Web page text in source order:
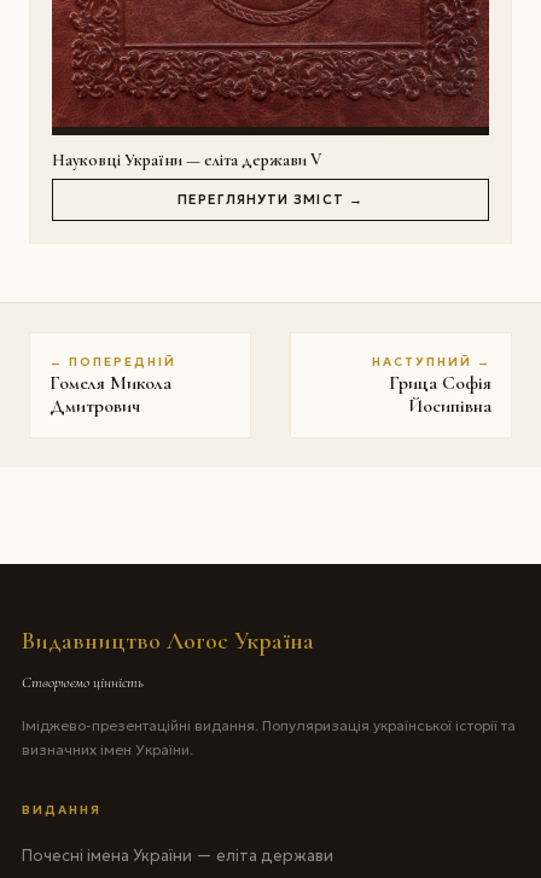
Науковці України — еліта держави V
ПЕРЕГЛЯНУТИ ЗМІСТ →
← ПОПЕРЕДНІЙ
Гомеля Микола
Дмитрович
НАСТУПНИЙ →
Грица Софія
Йосипівна
Видавництво Логос Україна
Створюємо цінність
Іміджево-презентаційні видання. Популяризація української історії та
визначних імен України.
ВИДАННЯ
Почесні імена України — еліта держави